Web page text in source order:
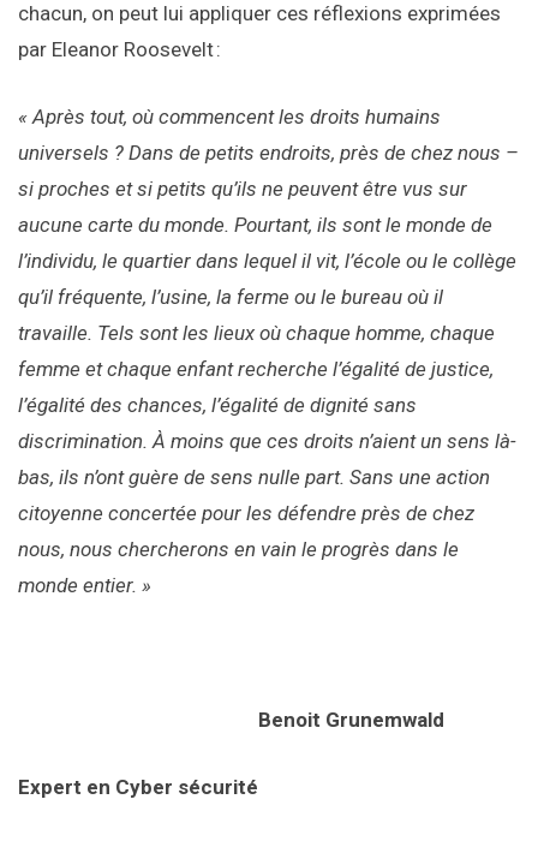
chacun, on peut lui appliquer ces réflexions exprimées
par Eleanor Roosevelt :
« Après tout, où commencent les droits humains
universels ? Dans de petits endroits, près de chez nous –
si proches et si petits qu’ils ne peuvent être vus sur
aucune carte du monde. Pourtant, ils sont le monde de
l’individu, le quartier dans lequel il vit, l’école ou le collège
qu’il fréquente, l’usine, la ferme ou le bureau où il
travaille. Tels sont les lieux où chaque homme, chaque
femme et chaque enfant recherche l’égalité de justice,
l’égalité des chances, l’égalité de dignité sans
discrimination. À moins que ces droits n’aient un sens là-
bas, ils n’ont guère de sens nulle part. Sans une action
citoyenne concertée pour les défendre près de chez
nous, nous chercherons en vain le progrès dans le
monde entier. »
Benoit Grunemwald
Expert en Cyber sécurité